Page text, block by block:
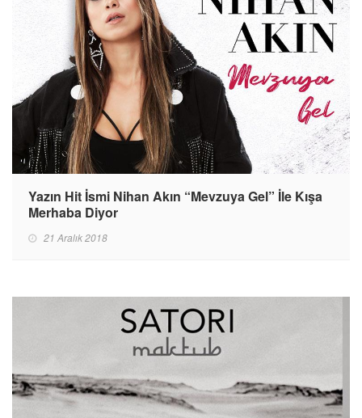
Yazın Hit İsmi Nihan Akın “Mevzuya Gel” İle Kışa
Merhaba Diyor
21 Aralık 2018